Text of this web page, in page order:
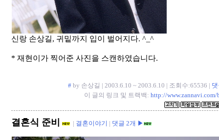
신랑 손상길, 귀밑까지 입이 벌어지다. ^_^
* 재현이가 찍어준 사진을 스캔하였습니다.
# by 손상길 | 2003.6.10 ~ 2003.6.10 | 조회수:65536 |
이 글의 링크 및 트랙백: http://
결혼식 준비 | 결혼이야기 | 댓글 2개 ▶